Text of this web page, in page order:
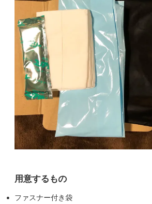
用意するもの
ファスナー付き袋